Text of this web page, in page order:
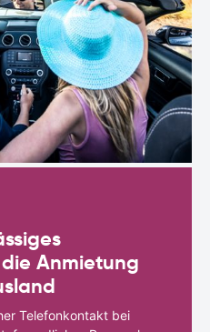
Anmietung
Telefonkontakt bei